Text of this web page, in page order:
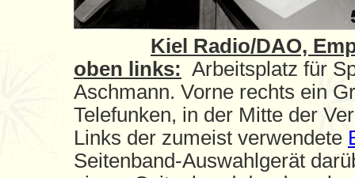
Kiel Radio/DAO,
oben links: Arbeitsplatz für
Aschmann. Vorne rechts ein
Telefunken, in der Mitte der
Links der zumeist verwendete
Seitenband-Auswahlgerät